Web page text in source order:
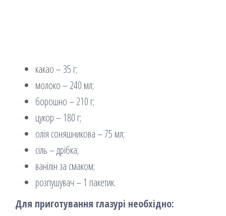
какао – 35 г;
молоко – 240 мл;
борошно – 210 г;
цукор – 180 г;
олія соняшникова – 75 мл;
сіль – дрібка;
ванілін за смаком;
розпушувач – 1 пакетик.
Для приготування глазурі необхідно: